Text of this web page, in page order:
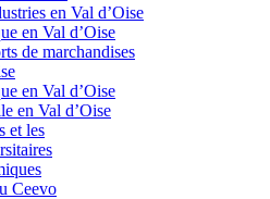
en Val d’Oise
en Val d’Oise
de marchandises
en Val d’Oise
en Val d’Oise
et les
Ceevo